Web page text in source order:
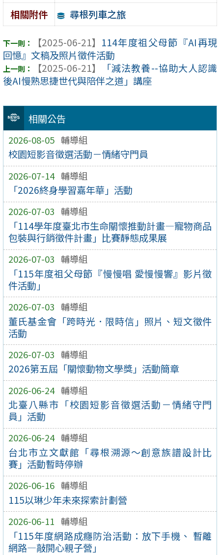
相關公告
2026-08-05 輔導組
校園短影音徵選活動－情緒守門員
2026-07-14 輔導組
「2026終身學習嘉年華」活動
2026-07-03 輔導組
「114學年度臺北市生命關懷推動計畫—寵物商品
包裝與行銷徵件計畫」比賽靜態成果展
2026-07-03 輔導組
「115年度祖父母節『慢慢唱 愛慢慢響』影片徵
件活動」
2026-07-03 輔導組
董氏基金會「跨時光．限時信」照片、短文徵件
活動
2026-07-03 輔導組
2026第五屆「關懷動物文學獎」活動簡章
2026-06-24 輔導組
北臺八縣市「校園短影音徵選活動－情緒守門
員」活動
2026-06-24 輔導組
台北市立文獻館「尋根溯源～創意族譜設計比
賽」活動暫時停辦
2026-06-16 輔導組
115以琳少年未來探索計劃營
2026-06-11 輔導組
「115年度網路成癮防治活動：放下手機、 暫離
網路—敲開心親子營」
相關附件
尋根列車之旅
【2025-06-21】 114年度祖父母節『AI再現
回憶』文稿及照片徵件活動
【2025-06-21】
「減法教養--協助大人認識
後AI慢熟思捷世代與陪伴之道」講座